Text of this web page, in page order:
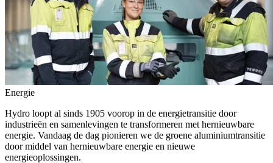
Energie
Hydro loopt al sinds 1905 voorop in de energietransitie door
industrieën en samenlevingen te transformeren met hernieuwbare
energie. Vandaag de dag pionieren we de groene aluminiumtransitie
door middel van hernieuwbare energie en nieuwe
energieoplossingen.